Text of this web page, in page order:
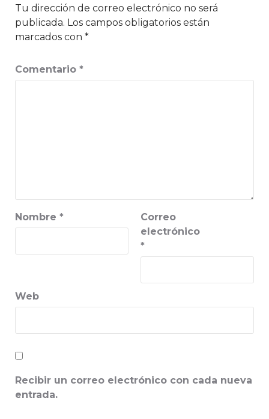
Tu dirección de correo electrónico no será
publicada. Los campos obligatorios están
marcados con *
Comentario *
Nombre *
Correo
electrónico
*
Web
Recibir un correo electrónico con cada nueva
entrada.